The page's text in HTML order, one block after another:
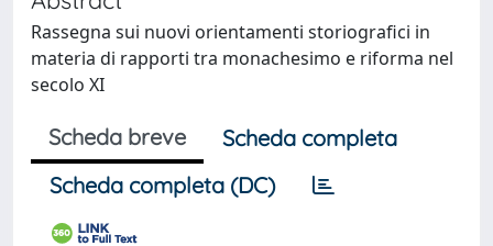
Rassegna sui nuovi orientamenti storiografici in
materia di rapporti tra monachesimo e riforma nel
secolo XI
Scheda breve
Scheda completa
Scheda completa (DC)